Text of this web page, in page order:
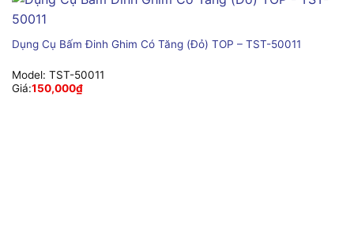
Dụng Cụ Bấm Đinh Ghim Có Tăng (Đỏ) TOP – TST-50011
Model: TST-50011
Giá:150,000₫